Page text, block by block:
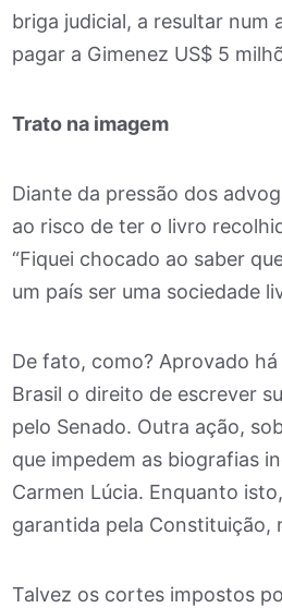
briga judicial, a resultar num
pagar a Gimenez US$ 5
Trato na imagem
Diante da pressão dos
ao risco de ter o livro
“Fiquei chocado ao saber
um país ser uma sociedade
De fato, como? Aprovado
Brasil o direito de escrever
pelo Senado. Outra ação,
que impedem as biografias
Carmen Lúcia. Enquanto
garantida pela Constituição,
Talvez os cortes impostos